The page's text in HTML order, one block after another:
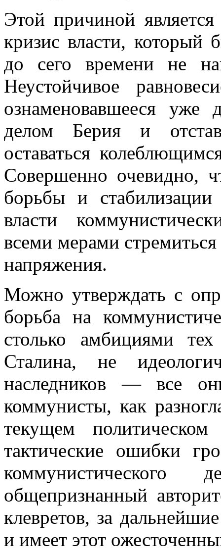
Этой причиной
кризис власти, который
до сего времени не
Неустойчивое
ознамено­вавшееся
делом Берия и
оставаться
Совершенно очевидно,
борьбы и
власти
всеми ме­рами
напряжения.
Можно утверждать с
борьба на
столько амбициями
Сталина, не
наследников — все
коммунисты, как
текущем
тактические ошиб­ки
коммунистического
общепризнанный
клевретов, за
и имеет этот